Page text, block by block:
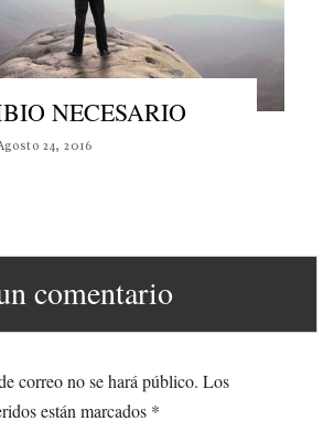
NECESARIO
24, 2016
comentario
correo no se hará público. Los
están marcados *